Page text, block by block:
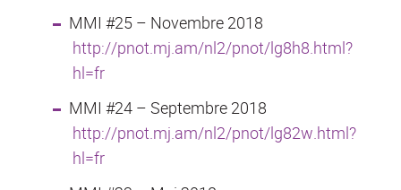
MMI #25 – Novembre 2018
http://pnot.mj.am/nl2/pnot/lg8h8.html?
hl=fr
MMI #24 – Septembre 2018
http://pnot.mj.am/nl2/pnot/lg82w.html?
hl=fr